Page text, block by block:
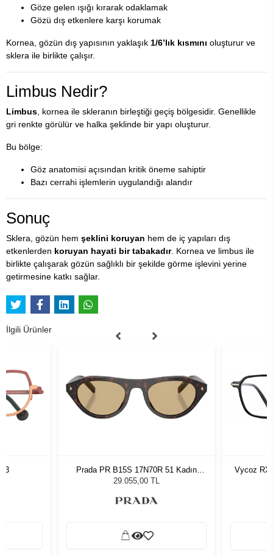
Göze gelen ışığı kırarak odaklamak
Gözü dış etkenlere karşı korumak
Kornea, gözün dış yapısının yaklaşık 1/6’lık kısmını oluşturur ve
sklera ile birlikte çalışır.
Limbus Nedir?
Limbus, kornea ile skleranın birleştiği geçiş bölgesidir. Genellikle
gri renkte görülür ve halka şeklinde bir yapı oluşturur.
Bu bölge:
Göz anatomisi açısından kritik öneme sahiptir
Bazı cerrahi işlemlerin uygulandığı alandır
Sonuç
Sklera, gözün hem şeklini koruyan hem de iç yapıları dış
etkenlerden koruyan hayati bir tabakadır. Kornea ve limbus ile
birlikte çalışarak gözün sağlıklı bir şekilde görme işlevini yerine
getirmesine katkı sağlar.
İlgili Ürünler
Prada PR B15S 17N70R 51 Kadın
Güneş Gözlüğü
29.055,00 TL
Vycoz RX